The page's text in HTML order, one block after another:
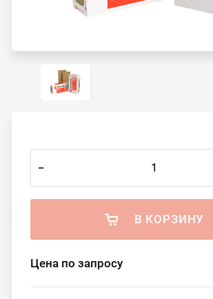
–
В КОРЗИНУ
Цена по запросу